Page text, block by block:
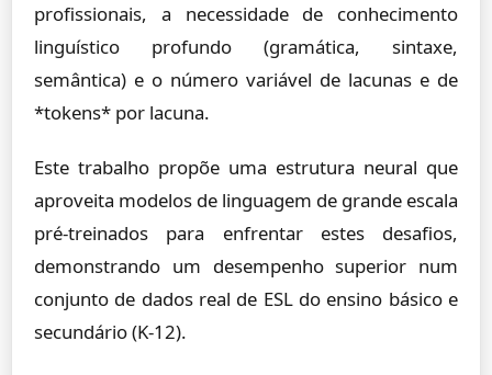
profissionais, a necessidade de conhecimento
linguístico profundo (gramática, sintaxe,
semântica) e o número variável de lacunas e de
*tokens* por lacuna.
Este trabalho propõe uma estrutura neural que
aproveita modelos de linguagem de grande escala
pré-treinados para enfrentar estes desafios,
demonstrando um desempenho superior num
conjunto de dados real de ESL do ensino básico e
secundário (K-12).